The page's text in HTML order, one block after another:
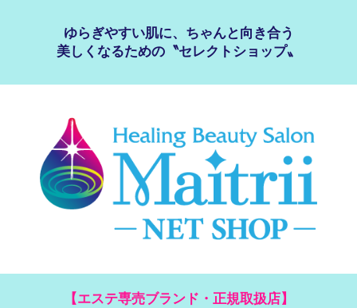
ゆらぎやすい肌に、ちゃんと向き合う
美しくなるための〝セレクトショップ〟
【エステ専売ブランド・正規取扱店】